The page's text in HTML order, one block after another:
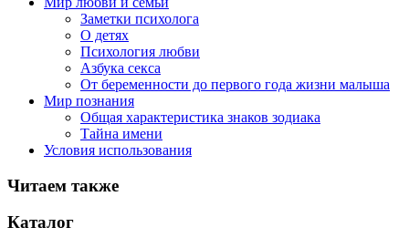
Заметки психолога
О детях
Психология любви
Азбука секса
От беременности до первого года жизни малыша
Мир познания
Общая характеристика знаков зодиака
Тайна имени
Условия использования
Читаем также
Каталог